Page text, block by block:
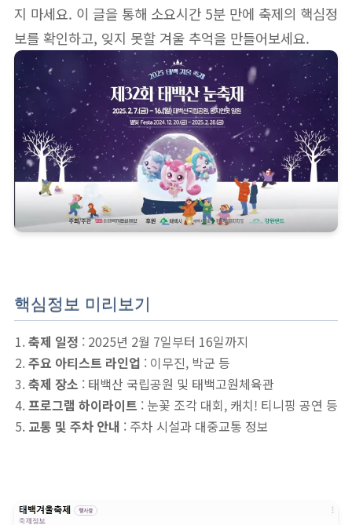
지 마세요. 이 글을 통해 소요시간 5분 만에 축제의 핵심정
보를 확인하고, 잊지 못할 겨울 추억을 만들어보세요.
핵심정보 미리보기
축제 일정 : 2025년 2월 7일부터 16일까지
주요 아티스트 라인업 : 이무진, 박군 등
축제 장소 : 태백산 국립공원 및 태백고원체육관
프로그램 하이라이트 : 눈꽃 조각 대회, 캐치! 티니핑 공연 등
교통 및 주차 안내 : 주차 시설과 대중교통 정보